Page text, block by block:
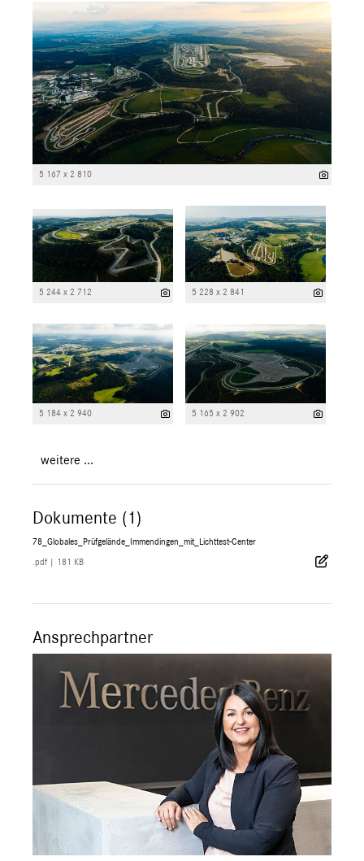
5 167 x 2 810
5 244 x 2 712 5 228 x 2 841
5 184 x 2 940 5 165 x 2 902
weitere ...
Dokumente (1)
78_Globales_Prüfgelände_Immendingen_mit_Lichttest-Center
.pdf 181 KB
Ansprechpartner